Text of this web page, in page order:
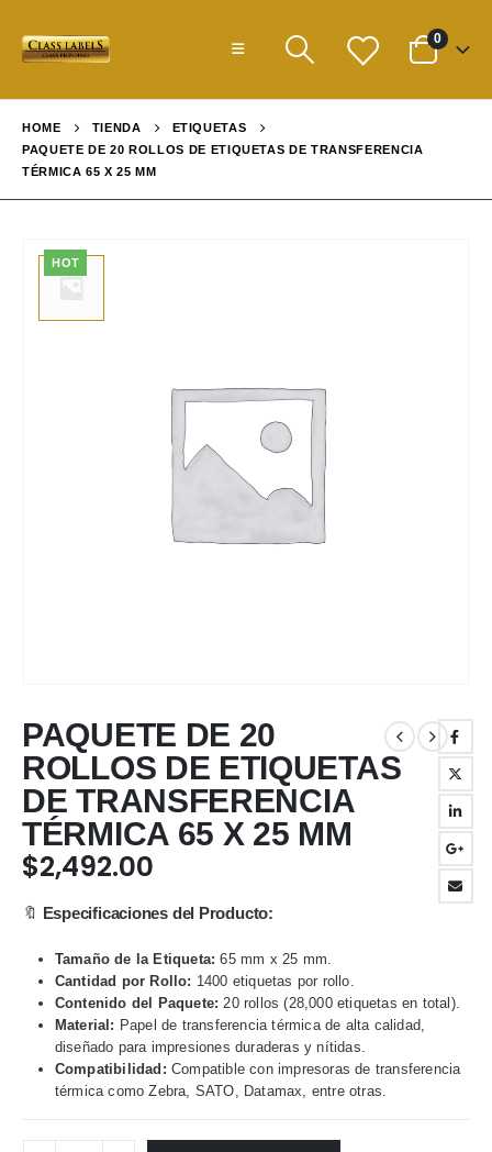
0
HOME TIENDA
ETIQUETAS
PAQUETE DE 20 ROLLOS DE ETIQUETAS DE TRANSFERENCIA
TÉRMICA 65 X 25 MM
HOT
PAQUETE DE 20
ROLLOS DE ETIQUETAS
DE TRANSFERENCIA
TÉRMICA 65 X 25 MM
$2,492.00
🔖 Especificaciones del Producto:
Tamaño de la Etiqueta: 65 mm x 25 mm.
Cantidad por Rollo: 1400 etiquetas por rollo.
Contenido del Paquete: 20 rollos (28,000 etiquetas en total).
Material: Papel de transferencia térmica de alta calidad,
diseñado para impresiones duraderas y nítidas.
Compatibilidad: Compatible con impresoras de transferencia
térmica como Zebra, SATO, Datamax, entre otras.